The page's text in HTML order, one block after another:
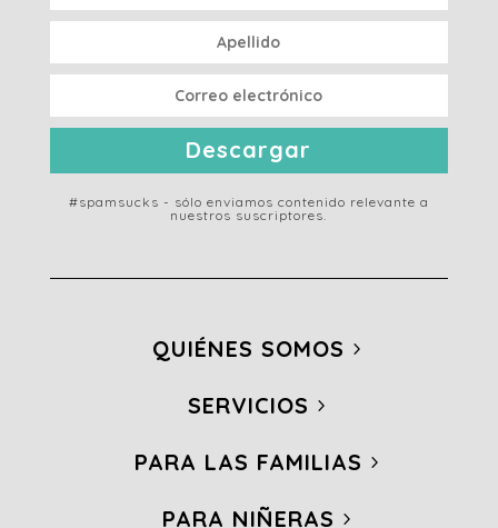
Descargar
#spamsucks - sólo enviamos contenido relevante a
nuestros suscriptores.
QUIÉNES SOMOS
SERVICIOS
PARA LAS FAMILIAS
PARA NIÑERAS